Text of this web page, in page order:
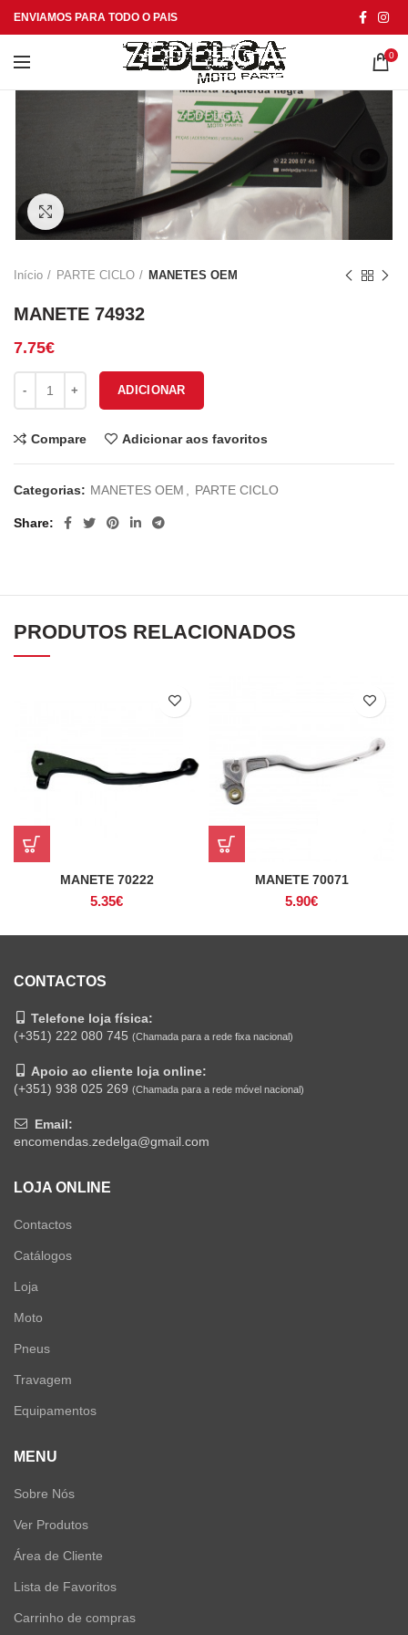
ENVIAMOS PARA TODO O PAIS
0
Click to enlarge
Início PARTE CICLO MANETES OEM
MANETE 74932
7.75€
ADICIONAR
Compare Adicionar aos favoritos
Categorias: MANETES OEM PARTE CICLO
Share
PRODUTOS RELACIONADOS
MANETE 70222
5.35€
MANETE 70071
5.90€
CONTACTOS
Telefone loja física:
(+351) 222 080 745 (Chamada para a rede fixa nacional)
Apoio ao cliente loja online:
(+351) 938 025 269 (Chamada para a rede móvel nacional)
Email:
encomendas.zedelga@gmail.com
LOJA ONLINE
Contactos
Catálogos
Loja
Moto
Pneus
Travagem
Equipamentos
MENU
Sobre Nós
Ver Produtos
Área de Cliente
Lista de Favoritos
Carrinho de compras